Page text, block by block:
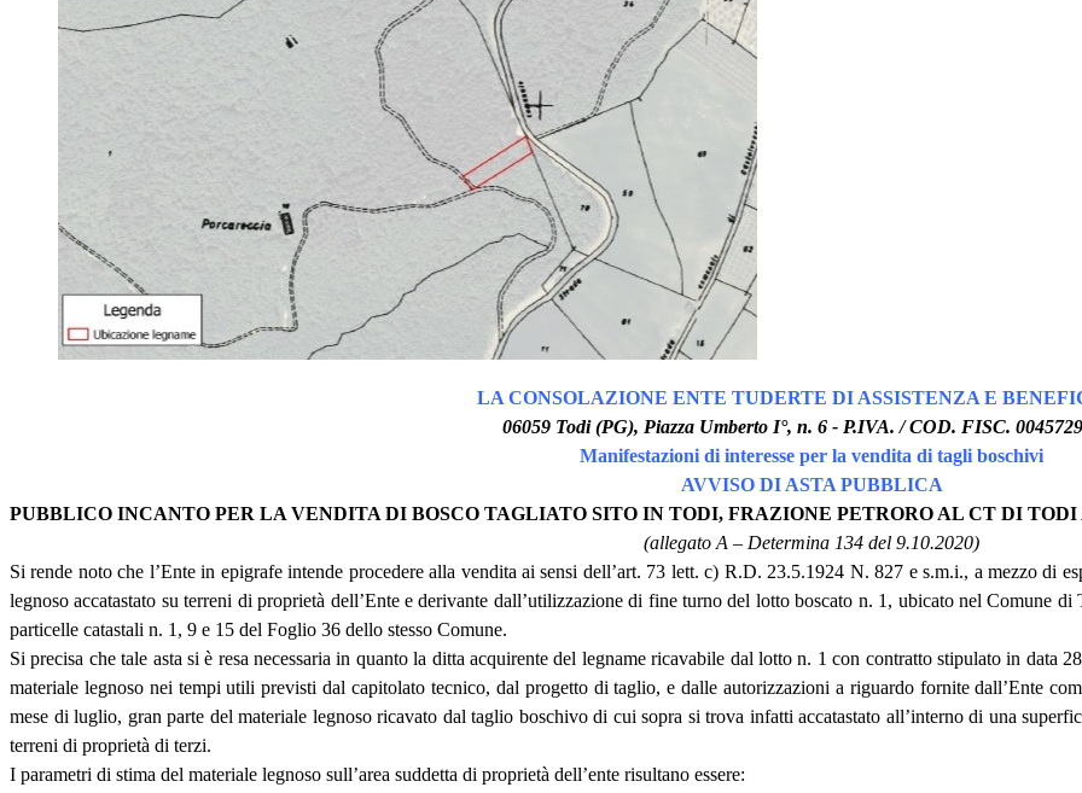
LA CONSOLAZIONE ENTE TUDERTE DI ASSISTENZA E
06059 Todi (PG), Piazza Umberto I°, n. 6 - P.IVA. / COD. FISC.
Manifestazioni di interesse per la vendita di tagli boschivi
AVVISO DI ASTA PUBBLICA
PUBBLICO INCANTO PER LA VENDITA DI BOSCO TAGLIATO SITO IN TODI, FRAZIONE PETRORO AL CT DI TODI
(allegato A – Determina 134 del 9.10.2020)
Si rende noto che l’Ente in epigrafe intende procedere alla vendita ai sensi dell’art. 73 lett. c) R.D. 23.5.1924 N. 827 e s.m.i., a mezzo di
legnoso accatastato su terreni di proprietà dell’Ente e derivante dall’utilizzazione di fine turno del lotto boscato n. 1, ubicato nel Comune
particelle catastali n. 1, 9 e 15 del Foglio 36 dello stesso Comune.
Si precisa che tale asta si è resa necessaria in quanto la ditta acquirente del legname ricavabile dal lotto n. 1 con contratto stipulato in data
materiale legnoso nei tempi utili previsti dal capitolato tecnico, dal progetto di taglio, e dalle autorizzazioni a riguardo fornite dall’Ente
mese di luglio, gran parte del materiale legnoso ricavato dal taglio boschivo di cui sopra si trova infatti accatastato all’interno di una
terreni di proprietà di terzi.
I parametri di stima del materiale legnoso sull’area suddetta di proprietà dell’ente risultano essere: